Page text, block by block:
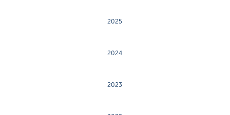
2025
2024
2023